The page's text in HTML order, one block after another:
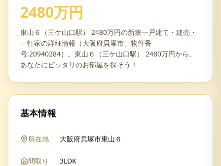
2480万円
東山６（三ケ山口駅） 2480万円の新築一戸建て・建売・
一軒家の詳細情報（大阪府貝塚市、物件番
号:20940284）。東山６（三ケ山口駅） 2480万円から、
あなたにピッタリのお部屋を探そう！
基本情報
所在地 大阪府貝塚市東山６
間取り 3LDK